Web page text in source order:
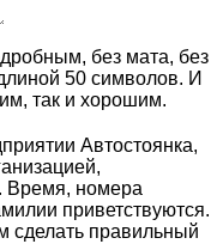
без мата, без
50 символов. И
так и хорошим.
Автостоянка,
Время, номера
приветствуются.
сделать правильный